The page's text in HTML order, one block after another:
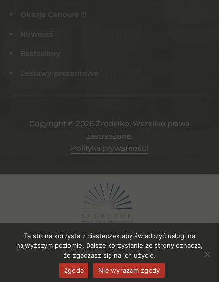
Okazje Cenowe !!!
Nowości
Bestsellery
Zestawy prezentowe
Copyright © 2026 Żródełko. Wszelkie prawa
zastrzeżone.
Polityka prywatności
Projekt współfinansowany ze środków EFRR. Numer umowy o
powierzenie gruntu: UDG-SPE.04.2023/106
Ta strona korzysta z ciasteczek aby świadczyć usługi na
najwyższym poziomie. Dalsze korzystanie ze strony oznacza,
że zgadzasz się na ich użycie.
Zgoda
Nie wyrażam zgody